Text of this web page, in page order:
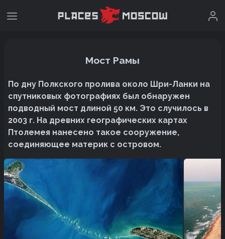
Мост Рамы
По дну Полкского пролива около Шри-Ланки на
спутниковых фотографиях был обнаружен
подводный мост длиной 50 км. Это случилось в
2003 г. На древних географических картах
Птолемея нанесено такое сооружение,
соединяющее материк с островом.